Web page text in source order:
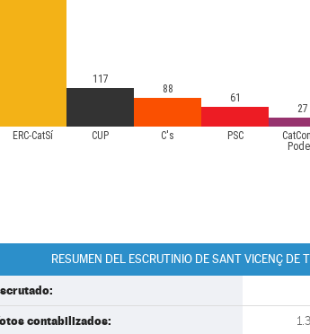
ERC-CatSí CUP C's PSC
117
88
61
27
RESUMEN DEL ESCRUTINIO DE SANT VICENÇ DE
contabilizados: